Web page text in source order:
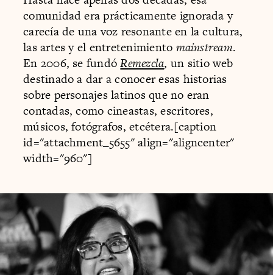
comunidad era prácticamente ignorada y
carecía de una voz resonante en la cultura,
las artes y el entretenimiento mainstream.
En 2006, se fundóRemezcla, un sitio web
destinado a dar a conocer esas historias
sobre personajes latinos que no eran
contadas, como cineastas, escritores,
músicos, fotógrafos, etcétera.[caption
id="attachment_5655" align="aligncenter"
width="960"]